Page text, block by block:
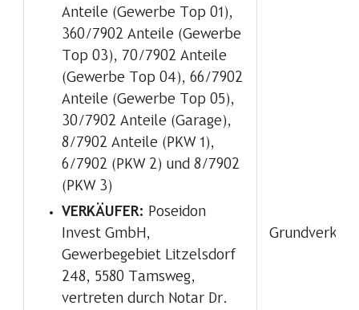
Anteile (Gewerbe Top 01),
360/7902 Anteile (Gewerbe
Top 03), 70/7902 Anteile
(Gewerbe Top 04), 66/7902
Anteile (Gewerbe Top 05),
30/7902 Anteile (Garage),
8/7902 Anteile (PKW 1),
6/7902 (PKW 2) und 8/7902
(PKW 3)
VERKÄUFER: Poseidon
Invest GmbH,
Gewerbegebiet Litzelsdorf
248, 5580 Tamsweg,
vertreten durch Notar Dr.